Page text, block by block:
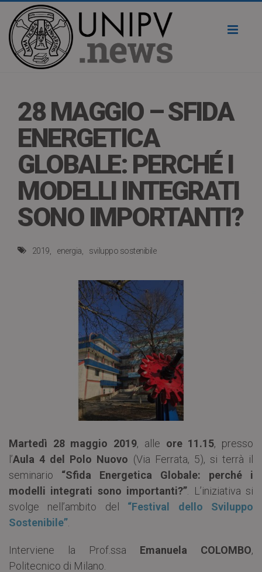
28 MAGGIO – SFIDA
ENERGETICA
GLOBALE: PERCHÉ I
MODELLI INTEGRATI
SONO IMPORTANTI?
2019 energia sviluppo sostenibile
Martedì 28 maggio 2019, alle ore 11.15, presso
l’Aula 4 del Polo Nuovo (Via Ferrata, 5), si terrà il
seminario “Sfida Energetica Globale: perché i
modelli integrati sono importanti?” . L’iniziativa si
svolge nell’ambito del “Festival dello Sviluppo
Sostenibile”
Interviene la Prof.ssa Emanuela COLOMBO,
Politecnico di Milano.